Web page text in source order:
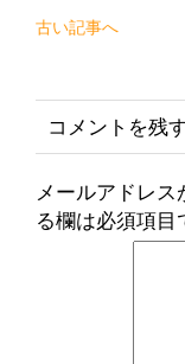
古い記事へ
コメントを残
メールアドレス
る欄は必須項目